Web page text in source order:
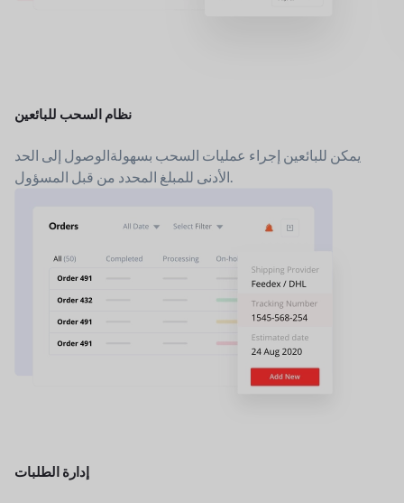
نظام السحب للبائعين
يمكن للبائعين إجراء عمليات السحب بسهولةالوصول إلى الحد
الأدنى للمبلغ المحدد من قبل المسؤول.
إدارة الطلبات